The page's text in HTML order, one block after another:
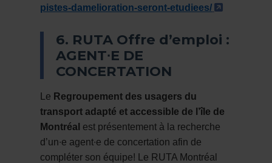
pistes-damelioration-seront-etudiees/ - Cet
6. RUTA Offre d’emploi :
AGENT∙E DE
CONCERTATION
Le Regroupement des usagers du
transport adapté et accessible de l’île de
Montréal est présentement à la recherche
d’un∙e agent∙e de concertation afin de
compléter son équipe! Le RUTA Montréal